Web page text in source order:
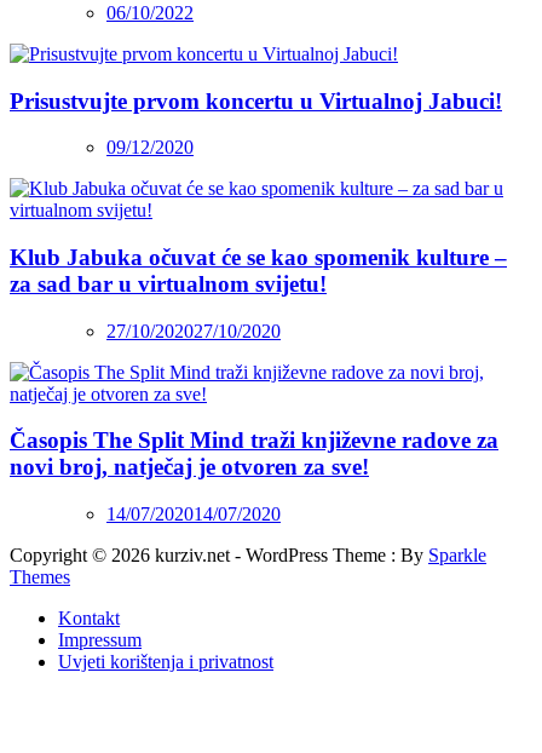
06/10/2022
Prisustvujte prvom koncertu u Virtualnoj Jabuci!
09/12/2020
Klub Jabuka očuvat će se kao spomenik kulture –
za sad bar u virtualnom svijetu!
27/10/202027/10/2020
Časopis The Split Mind traži književne radove za
novi broj, natječaj je otvoren za sve!
14/07/202014/07/2020
Copyright © 2026 kurziv.net - WordPress Theme : By Sparkle
Themes
Kontakt
Impressum
Uvjeti korištenja i privatnost